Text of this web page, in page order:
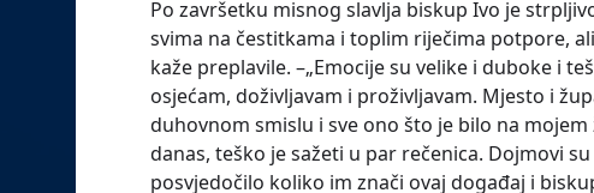
Po završetku misnog slavlja biskup Ivo je
svima na čestitkama i toplim riječima potpore,
kaže preplavile. –„Emocije su velike i duboke i
osjećam, doživljavam i proživljavam. Mjesto i
duhovnom smislu i sve ono što je bilo na
danas, teško je sažeti u par rečenica. Dojmovi
posvjedočilo koliko im znači ovaj događaj i